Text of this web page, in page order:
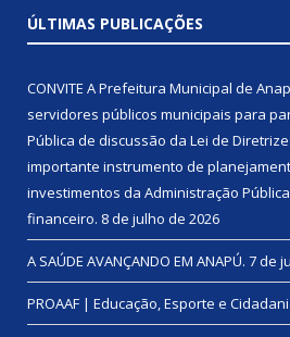
ÚLTIMAS PUBLICAÇÕES
CONVITE A Prefeitura Municipal de
servidores públicos municipais para
Pública de discussão da Lei de
importante instrumento de
investimentos da Administração
financeiro. 8 de julho de 2026
A SAÚDE AVANÇANDO EM ANAPÚ. 7 de
PROAAF | Educação, Esporte e